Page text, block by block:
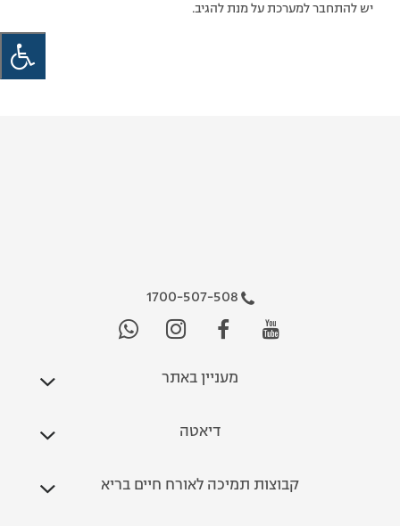
יש להתחבר למערכת על מנת להגיב.
1700-507-508
מעניין באתר
דיאטה
קבוצות תמיכה לאורח חיים בריא